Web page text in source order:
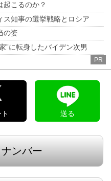
起こるのか？
ス知事の選挙戦略とロシア
の姿
”に転身したバイデン次男
PR
送る
ンバー